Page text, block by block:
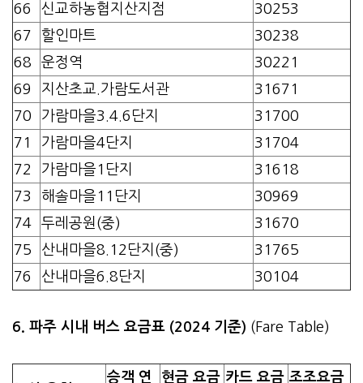
66
신교하농협지산지점
30253
67
할인마트
30238
68
운정역
30221
69
지산초교.가람도서관
31671
70
가람마을3.4.6단지
31700
71
가람마을4단지
31704
72
가람마을1단지
31618
73
해솔마을11단지
30969
74
두레공원(중)
31670
75
산내마을8.12단지(중)
31765
76
산내마을6.8단지 30104
6. 파주 시내 버스 요금표 (2024 기준) (Fare Table)
승객 연
현금 요금 카드 요금 조조요금